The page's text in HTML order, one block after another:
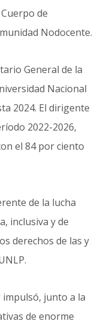
de
Nodocente.
General de la
Nacional
2024. El dirigente
2022-2026,
el 84 por ciento
de la lucha
inclusiva y de
derechos de las y
impulsó, junto a la
de enorme